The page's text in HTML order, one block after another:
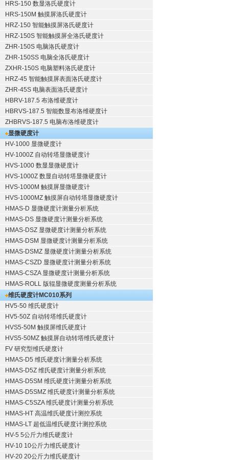
HRS-150 数显洛氏硬度计
HRS-150M 触摸屏洛氏硬度计
HRZ-150 智能触摸屏洛氏硬度计
HRZ-150S 智能触摸屏全洛氏硬度计
ZHR-150S 电脑洛氏硬度计
ZHR-150SS 电脑全洛氏硬度计
ZXHR-150S 电脑塑料洛氏硬度计
HRZ-45 智能触摸屏表面洛氏硬度计
ZHR-45S 电脑表面洛氏硬度计
HBRV-187.5 布洛维硬度计
HBRVS-187.5 智能数显布洛维硬度计
ZHBRVS-187.5 电脑布洛维硬度计
显微硬度计
HV-1000 显微硬度计
HV-1000Z 自动转塔显微硬度计
HVS-1000 数显显微硬度计
HVS-1000Z 数显自动转塔显微硬度计
HVS-1000M 触摸屏显微硬度计
HVS-1000MZ 触摸屏自动转塔显微硬度计
HMAS-D 显微硬度计测量分析系统
HMAS-DS 显微硬度计测量分析系统
HMAS-DSZ 显微硬度计测量分析系统
HMAS-DSM 显微硬度计测量分析系统
HMAS-DSMZ 显微硬度计测量分析系统
HMAS-CSZD 显微硬度计测量分析系统
HMAS-CSZA 显微硬度计测量分析系统
HMAS-ROLL 版辊显微硬度测量分析系统
维氏硬度计MC010系列
HV5-50 维氏硬度计
HV5-50Z 自动转塔维氏硬度计
HVS5-50M 触摸屏维氏硬度计
HVS5-50MZ 触摸屏自动转塔维氏硬度计
FV 研究型维氏硬度计
HMAS-D5 维氏硬度计测量分析系统
HMAS-D5Z 维氏硬度计测量分析系统
HMAS-D5SM 维氏硬度计测量分析系统
HMAS-D5SMZ 维氏硬度计测量分析系统
HMAS-C5SZA 维氏硬度计测量分析系统
HMAS-HT 高温维氏硬度计测控系统
HMAS-LT 超低温维氏硬度计测控系统
HV-5 5公斤力维氏硬度计
HV-10 10公斤力维氏硬度计
HV-20 20公斤力维氏硬度计